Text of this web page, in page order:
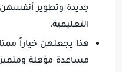
جديدة وتطوير أنفسهن
التعليمية،
هذا يجعلهن خياراً
مساعدة مؤهلة